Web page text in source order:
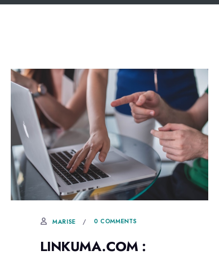
18 SEPTEMBRE, 2025
MARISE 0 COMMENTS
LINKUMA.COM :